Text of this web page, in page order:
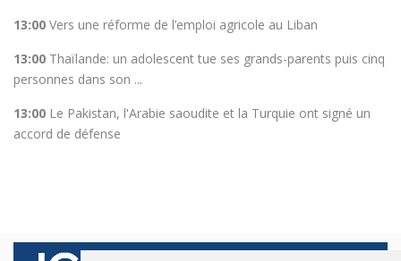
13:00 Vers une réforme de l’emploi agricole au Liban
13:00 Thaïlande: un adolescent tue ses grands-parents puis cinq
personnes dans son ...
13:00 Le Pakistan, l'Arabie saoudite et la Turquie ont signé un
accord de défense